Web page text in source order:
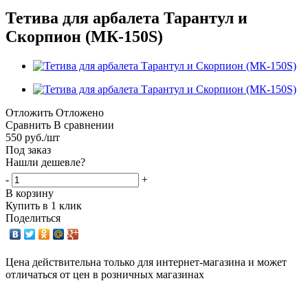
Тетива для арбалета Тарантул и
Скорпион (МК-150S)
Отложить Отложено
Сравнить В сравнении
550 руб./шт
Под заказ
Нашли дешевле?
-
+
В корзину
Купить в 1 клик
Поделиться
Цена действительна только для интернет-магазина и может
отличаться от цен в розничных магазинах